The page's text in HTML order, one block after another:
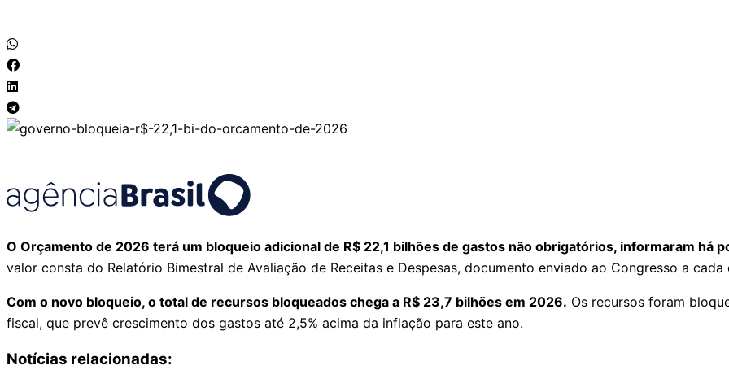
O Orçamento de 2026 terá um bloqueio adicional de R$ 22,1 bilhões de gastos não obrigatórios, informaram há
valor consta do Relatório Bimestral de Avaliação de Receitas e Despesas, documento enviado ao Congresso a
Com o novo bloqueio, o total de recursos bloqueados chega a R$ 23,7 bilhões em 2026. Os recursos foram
fiscal, que prevê crescimento dos gastos até 2,5% acima da inflação para este ano.
Notícias relacionadas: